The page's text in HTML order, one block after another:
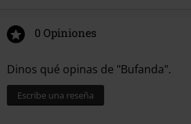
0 Opiniones
Dinos qué opinas de "Bufanda".
Escribe una reseña